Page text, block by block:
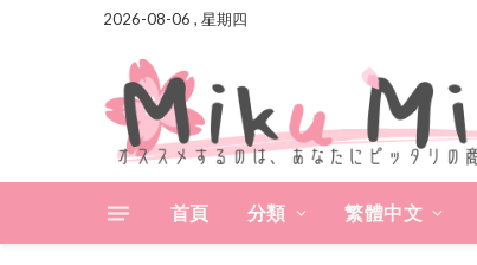
2026-08-06 , 星期四
首頁 分類 繁體中文